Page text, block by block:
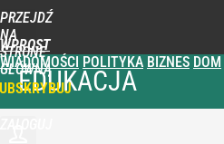
PRZEJDŹ
NA
STRONĘ
GŁÓWNĄ
WPROST
WIADOMOŚCI POLITYKA BIZNES DOM
EDUKACJA